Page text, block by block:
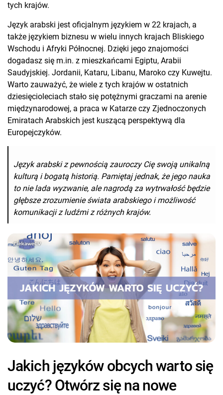
tych krajów.
Język arabski jest oficjalnym językiem w 22 krajach, a
także językiem biznesu w wielu innych krajach Bliskiego
Wschodu i Afryki Północnej. Dzięki jego znajomości
dogadasz się m.in. z mieszkańcami Egiptu, Arabii
Saudyjskiej. Jordanii, Kataru, Libanu, Maroko czy Kuwejtu.
Warto zauważyć, że wiele z tych krajów w ostatnich
dziesięcioleciach stało się potężnymi graczami na arenie
międzynarodowej, a praca w Katarze czy Zjednoczonych
Emiratach Arabskich jest kuszącą perspektywą dla
Europejczyków.
Język arabski z pewnością zauroczy Cię swoją unikalną
kulturą i bogatą historią. Pamiętaj jednak, że jego nauka
to nie lada wyzwanie, ale nagrodą za wytrwałość będzie
głębsze zrozumienie świata arabskiego i możliwość
komunikacji z ludźmi z różnych krajów.
Jakich języków obcych warto się
uczyć? Otwórz się na nowe